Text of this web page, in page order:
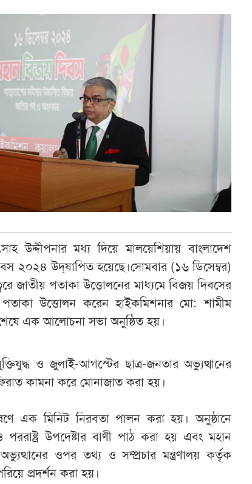
উদ্দীপনার মধ্য দিয়ে মালয়েশিয়ায় বাংলাদেশ
২০২৪ উদ্‌যাপিত হয়েছে।সোমবার (১৬ ডিসেম্বর)
জাতীয় পতাকা উত্তোলনের মাধ্যমে বিজয় দিবসের
উত্তোলন করেন হাইকমিশনার মো: শামীম
এক আলোচনা সভা অনুষ্ঠিত হয়।
ও জুলাই-আগস্টের ছাত্র-জনতার অভ্যুত্থানের
কামনা করে মোনাজাত করা হয়।
এক মিনিট নিরবতা পালন করা হয়। অনুষ্ঠানে
ও পররাষ্ট্র উপদেষ্টার বাণী পাঠ করা হয় এবং মহান
ওপর তথ্য ও সম্প্রচার মন্ত্রণালয় কর্তৃক
প্রদর্শন করা হয়।